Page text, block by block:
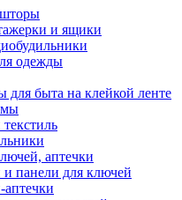
и ящики
одежды
для быта на клейкой ленте
аптечки
панели для ключей